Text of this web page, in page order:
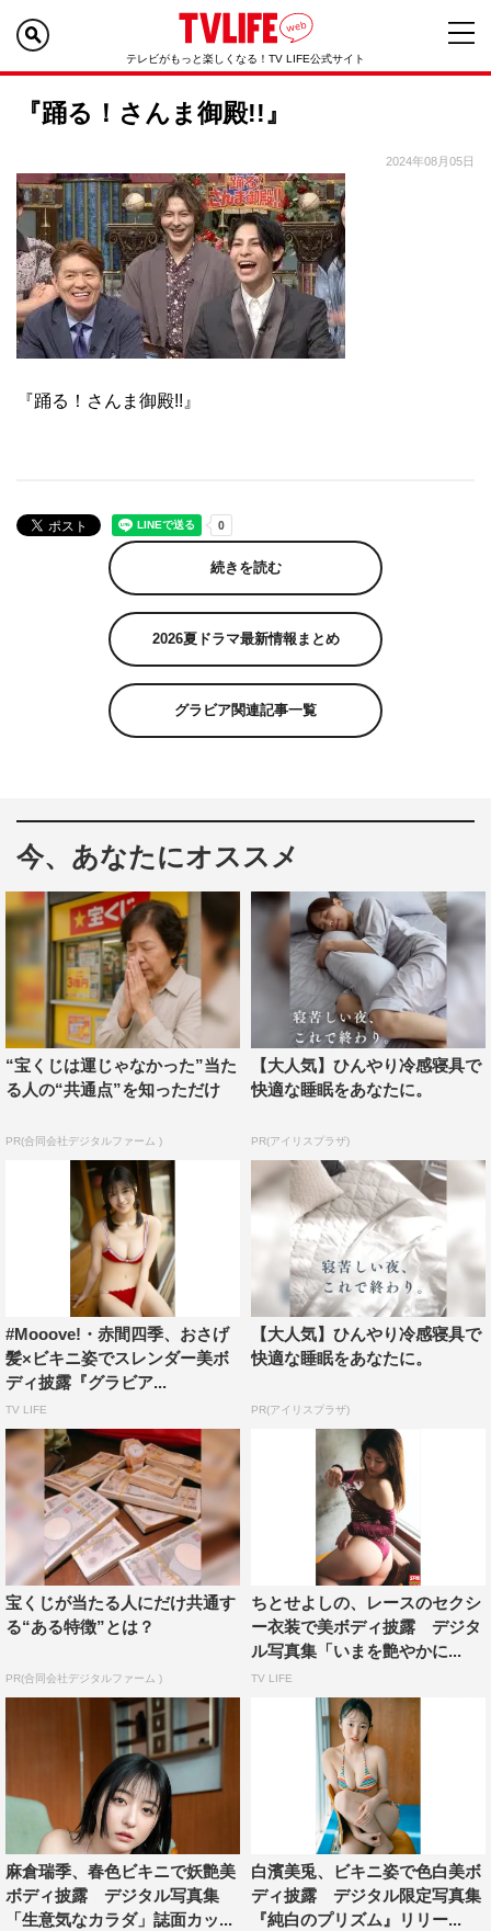
テレビがもっと楽しくなる！TV LIFE公式サイト
『踊る！さんま御殿!!』
2024年08月05日
『踊る！さんま御殿!!』
続きを読む
2026夏ドラマ最新情報まとめ
グラビア関連記事一覧
今、あなたにオススメ
“宝くじは運じゃなかった”当た
る人の“共通点”を知っただけ
PR(合同会社デジタルファーム )
【大人気】ひんやり冷感寝具で
快適な睡眠をあなたに。
PR(アイリスプラザ)
#Mooove!・赤間四季、おさげ
髪×ビキニ姿でスレンダー美ボ
ディ披露『グラビア...
TV LIFE
【大人気】ひんやり冷感寝具で
快適な睡眠をあなたに。
PR(アイリスプラザ)
宝くじが当たる人にだけ共通す
る“ある特徴”とは？
PR(合同会社デジタルファーム )
ちとせよしの、レースのセクシ
ー衣装で美ボディ披露 デジタ
ル写真集「いまを艶やかに...
TV LIFE
麻倉瑞季、春色ビキニで妖艶美
ボディ披露 デジタル写真集
「生意気なカラダ」誌面カッ...
白濱美兎、ビキニ姿で色白美ボ
ディ披露 デジタル限定写真集
『純白のプリズム』リリー...